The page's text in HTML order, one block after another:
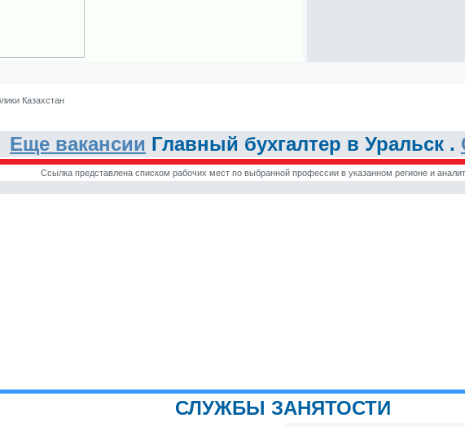
Казахстан
Еще вакансии Главный бухгалтер в Уральск .
Ссылка представлена списком рабочих мест по выбранной профессии в указанном регионе и
СЛУЖБЫ ЗАНЯТОСТИ